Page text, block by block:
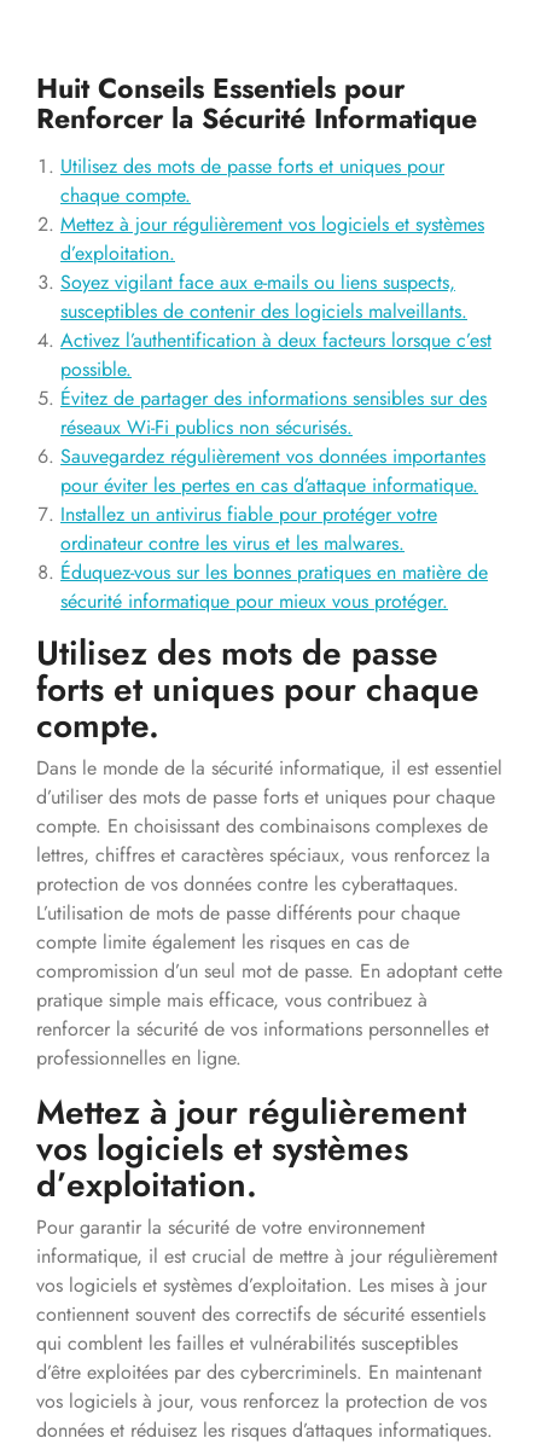
Huit Conseils Essentiels pour
Renforcer la Sécurité Informatique
Utilisez des mots de passe forts et uniques pour
chaque compte.
Mettez à jour régulièrement vos logiciels et systèmes
d’exploitation.
Soyez vigilant face aux e-mails ou liens suspects,
susceptibles de contenir des logiciels malveillants.
Activez l’authentification à deux facteurs lorsque c’est
possible.
Évitez de partager des informations sensibles sur des
réseaux Wi-Fi publics non sécurisés.
Sauvegardez régulièrement vos données importantes
pour éviter les pertes en cas d’attaque informatique.
Installez un antivirus fiable pour protéger votre
ordinateur contre les virus et les malwares.
Éduquez-vous sur les bonnes pratiques en matière de
sécurité informatique pour mieux vous protéger.
Utilisez des mots de passe
forts et uniques pour chaque
compte.
Dans le monde de la sécurité informatique, il est essentiel
d’utiliser des mots de passe forts et uniques pour chaque
compte. En choisissant des combinaisons complexes de
lettres, chiffres et caractères spéciaux, vous renforcez la
protection de vos données contre les cyberattaques.
L’utilisation de mots de passe différents pour chaque
compte limite également les risques en cas de
compromission d’un seul mot de passe. En adoptant cette
pratique simple mais efficace, vous contribuez à
renforcer la sécurité de vos informations personnelles et
professionnelles en ligne.
Mettez à jour régulièrement
vos logiciels et systèmes
d’exploitation.
Pour garantir la sécurité de votre environnement
informatique, il est crucial de mettre à jour régulièrement
vos logiciels et systèmes d’exploitation. Les mises à jour
contiennent souvent des correctifs de sécurité essentiels
qui comblent les failles et vulnérabilités susceptibles
d’être exploitées par des cybercriminels. En maintenant
vos logiciels à jour, vous renforcez la protection de vos
données et réduisez les risques d’attaques informatiques.